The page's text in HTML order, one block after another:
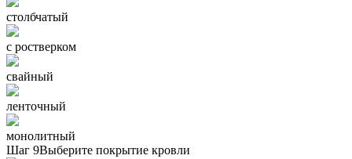
столбчатый
с ростверком
свайный
ленточный
монолитный
Шаг 9Выберите покрытие кровли